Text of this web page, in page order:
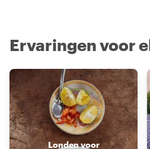
Ervaringen voor
Londen voor